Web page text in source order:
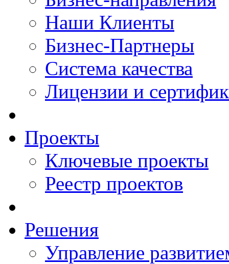
Наши Клиенты
Бизнес-Партнеры
Система качества
Лицензии и
Проекты
Ключевые проекты
Реестр проектов
Решения
Управление